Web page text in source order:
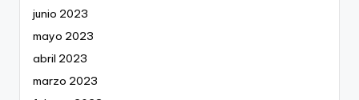
junio 2023
mayo 2023
abril 2023
marzo 2023